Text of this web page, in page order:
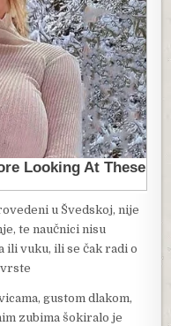
u Švedskoj, nije
te naučnici nisu
ili vuku, ili se čak radi o
gustom dlakom,
zubima šokiralo je